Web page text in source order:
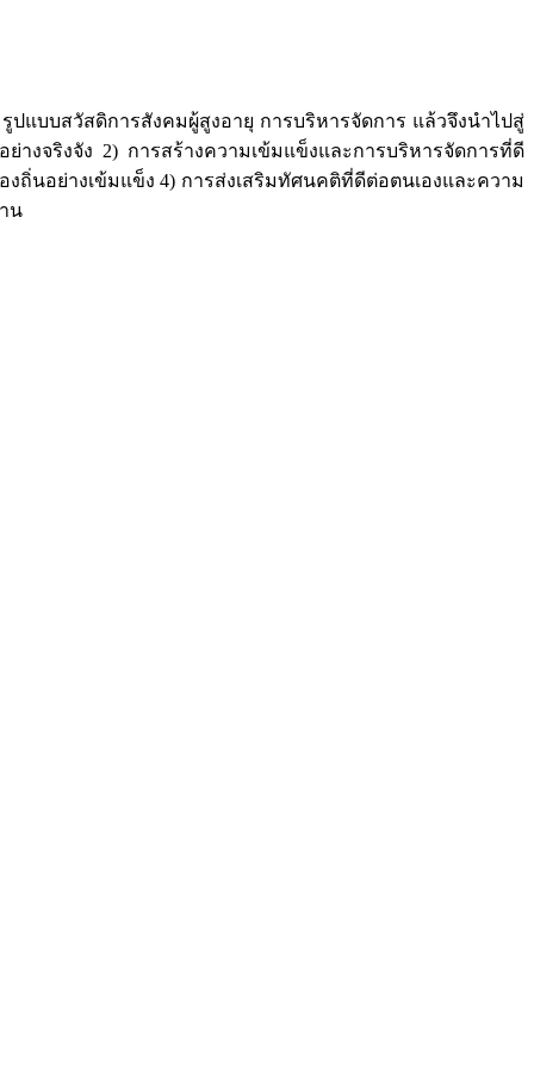
แบบสวัสดิการสังคมผู้สูงอายุ การบริหารจัดการ แล้วจึงนำไปสู่
งจริงจัง 2) การสร้างความเข้มแข็งและการบริหารจัดการที่ดี
นอย่างเข้มแข็ง 4) การส่งเสริมทัศนคติที่ดีต่อตนเองและความ
น